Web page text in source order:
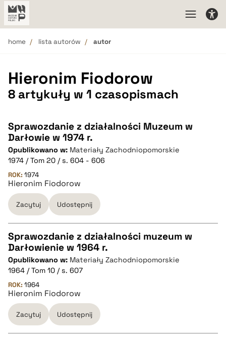
home lista autorów autor
Hieronim Fiodorow
8 artykuły w 1 czasopismach
Sprawozdanie z działalności Muzeum w
Darłowie w 1974 r.
Opublikowano w: Materiały Zachodniopomorskie
1974 / Tom 20 / s. 604 - 606
ROK: 1974
Hieronim Fiodorow
Zacytuj Udostępnij
CZYSTY TEKST
pobierz cytat
BIBTEX
Sprawozdanie z działalności muzeum w
Darłowienie w 1964 r.
Opublikowano w: Materiały Zachodniopomorskie
1964 / Tom 10 / s. 607
ROK: 1964
Hieronim Fiodorow
Zacytuj Udostępnij